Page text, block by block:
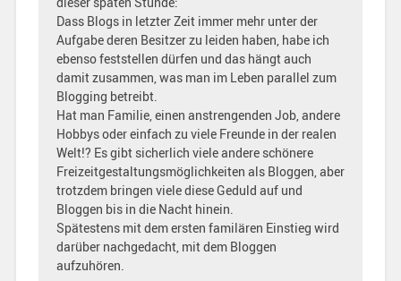
Dass Blogs in letzter Zeit immer mehr unter der
Aufgabe deren Besitzer zu leiden haben, habe ich
ebenso feststellen dürfen und das hängt auch
damit zusammen, was man im Leben parallel zum
Blogging betreibt.
Hat man Familie, einen anstrengenden Job, andere
Hobbys oder einfach zu viele Freunde in der realen
Welt!? Es gibt sicherlich viele andere schönere
Freizeitgestaltungsmöglichkeiten als Bloggen, aber
trotzdem bringen viele diese Geduld auf und
Bloggen bis in die Nacht hinein.
Spätestens mit dem ersten familären Einstieg wird
darüber nachgedacht, mit dem Bloggen
aufzuhören.